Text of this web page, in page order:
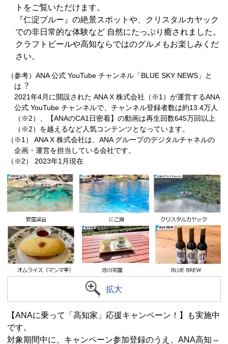
トをご覧いただけます。
『仁淀ブルー』の絶景スポットや、クリスタルカヤック
での非日常的な体験など 自然にたっぷり癒されました。
クラフトビールや高知ならではのグルメもお楽しみくだ
さい。
（参考）ANA 公式 YouTube チャンネル「BLUE SKY NEWS」と
は︖
2021年4⽉に開設された ANA X 株式会社（※1）が運営するANA
公式 YouTube チャンネルで、チャンネル登録者数は約13.4万人
（※2）、【ANAのCA1日密着】の動画は再生回数645万回以上
（※2）を越えるなど人気コンテンツとなっています。
（※1） ANA X 株式会社は、ANA グループのデジタルチャネルの
企画・運営を担当している会社です。
（※2） 2023年1月現在
拡大
【ANAに乗って「高知家」応援キャンペーン！】も実施中
です。
対象期間中に、キャンペーン参加登録のうえ、ANA高知⇔